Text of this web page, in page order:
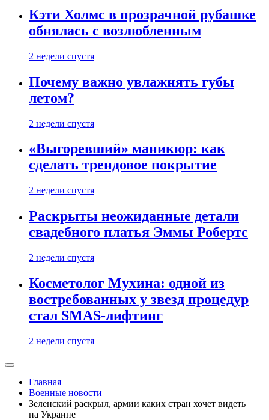
Кэти Холмс в прозрачной рубашке
обнялась с возлюбленным
2 недели спустя
Почему важно увлажнять губы
летом?
2 недели спустя
«Выгоревший» маникюр: как
сделать трендовое покрытие
2 недели спустя
Раскрыты неожиданные детали
свадебного платья Эммы Робертс
2 недели спустя
Косметолог Мухина: одной из
востребованных у звезд процедур
стал SMAS-лифтинг
2 недели спустя
Главная
Военные новости
Зеленский раскрыл, армии каких стран хочет видеть
на Украине